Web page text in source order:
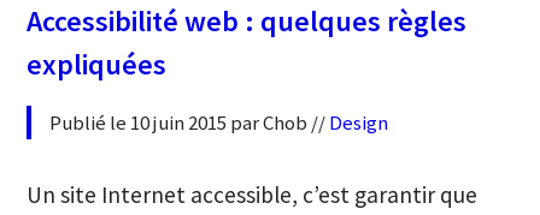
Accessibilité web : quelques règles
expliquées
Publié le 10 juin 2015 par Chob //Design
Un site Internet accessible, c’est garantir que